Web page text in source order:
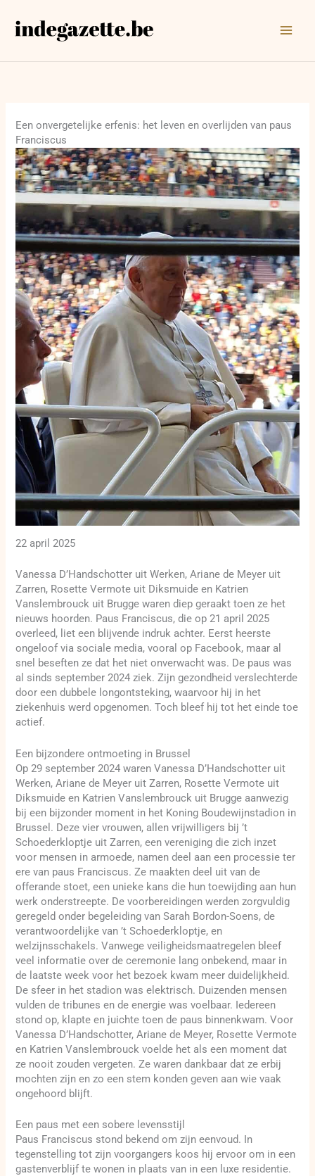
naar
Een onvergetelijke erfenis: het leven en overlijden van paus
Franciscus
22 april 2025
Vanessa D’Handschotter uit Werken, Ariane de Meyer uit
Zarren, Rosette Vermote uit Diksmuide en Katrien
Vanslembrouck uit Brugge waren diep geraakt toen ze het
nieuws hoorden. Paus Franciscus, die op 21 april 2025
overleed, liet een blijvende indruk achter. Eerst heerste
ongeloof via sociale media, vooral op Facebook, maar al
snel beseften ze dat het niet onverwacht was. De paus was
al sinds september 2024 ziek. Zijn gezondheid verslechterde
door een dubbele longontsteking, waarvoor hij in het
ziekenhuis werd opgenomen. Toch bleef hij tot het einde toe
actief.
Een bijzondere ontmoeting in Brussel
Op 29 september 2024 waren Vanessa D’Handschotter uit
Werken, Ariane de Meyer uit Zarren, Rosette Vermote uit
Diksmuide en Katrien Vanslembrouck uit Brugge aanwezig
bij een bijzonder moment in het Koning Boudewijnstadion in
Brussel. Deze vier vrouwen, allen vrijwilligers bij ’t
Schoederkloptje uit Zarren, een vereniging die zich inzet
voor mensen in armoede, namen deel aan een processie ter
ere van paus Franciscus. Ze maakten deel uit van de
offerande stoet, een unieke kans die hun toewijding aan hun
werk onderstreepte. De voorbereidingen werden zorgvuldig
geregeld onder begeleiding van Sarah Bordon-Soens, de
verantwoordelijke van ’t Schoederkloptje, en
welzijnsschakels. Vanwege veiligheidsmaatregelen bleef
veel informatie over de ceremonie lang onbekend, maar in
de laatste week voor het bezoek kwam meer duidelijkheid.
De sfeer in het stadion was elektrisch. Duizenden mensen
vulden de tribunes en de energie was voelbaar. Iedereen
stond op, klapte en juichte toen de paus binnenkwam. Voor
Vanessa D’Handschotter, Ariane de Meyer, Rosette Vermote
en Katrien Vanslembrouck voelde het als een moment dat
ze nooit zouden vergeten. Ze waren dankbaar dat ze erbij
mochten zijn en zo een stem konden geven aan wie vaak
ongehoord blijft.
Een paus met een sobere levensstijl
Paus Franciscus stond bekend om zijn eenvoud. In
tegenstelling tot zijn voorgangers koos hij ervoor om in een
gastenverblijf te wonen in plaats van in een luxe residentie.